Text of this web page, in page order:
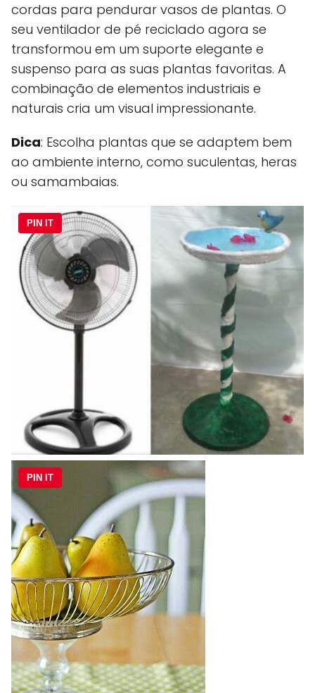
cordas para pendurar vasos de plantas. O
seu ventilador de pé reciclado agora se
transformou em um suporte elegante e
suspenso para as suas plantas favoritas. A
combinação de elementos industriais e
naturais cria um visual impressionante.
Dica: Escolha plantas que se adaptem bem
ao ambiente interno, como suculentas, heras
ou samambaias.
PIN IT
PIN IT